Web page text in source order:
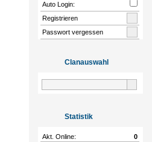
Auto Login:
Registrieren
Passwort vergessen
Clanauswahl
Statistik
Akt. Online:
0